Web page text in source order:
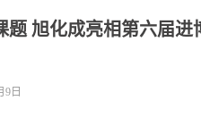
题 旭化成亮相第六届进
9日